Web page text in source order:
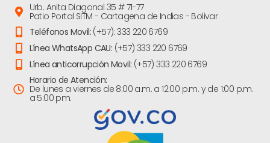
Urb. Anita Diagonal 35 # 71-77
Patio Portal SITM - Cartagena de Indias - Bolivar
Teléfonos Movil: (+57): 333 220 6769
Línea WhatsApp CAU: (+57) 333 220 6769
Línea anticorrupción Movil: (+57) 333 220 6769
Horario de Atención:
De lunes a viernes de 8:00 a.m. a 12:00 p.m. y de 1:00 p.m.
a 5:00 pm.